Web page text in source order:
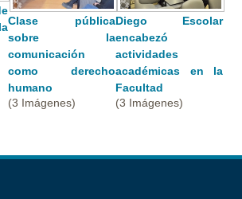
Clase pública
sobre la
comunicación
como derecho
humano
(3 Imágenes)
Diego Escolar
encabezó
actividades
académicas en la
Facultad
(3 Imágenes)